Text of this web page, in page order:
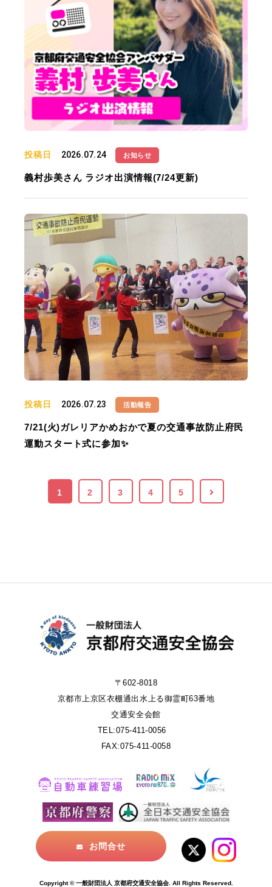
投稿日 2026.07.24 お知らせ
義村歩美さん ラジオ出演情報(7/24更新)
投稿日 2026.07.23 活動報告
7/21(火)ガレリアかめおかで夏の交通事故防止府民
運動スタート式に参加✨
1 2 3 4 5
〒602-8018
京都市上京区衣棚通出水上る御霊町63番地
交通安全会館
TEL:075-411-0056
FAX:075-411-0058
お問合せ
Copyright © 一般財団法人 京都府交通安全協会. All Rights Reserved.